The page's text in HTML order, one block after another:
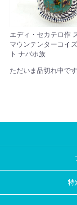
エディ・セカテロ作
マウンテンターコイ
ト ナバホ族
ただいま品切れ中です
特